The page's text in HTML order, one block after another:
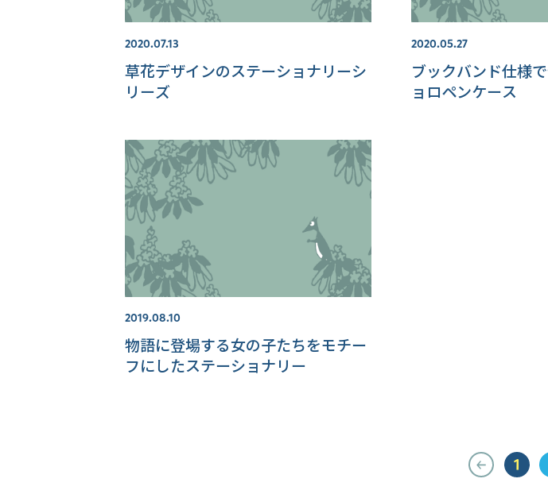
2020.07.13
草花デザインのステーショナリーシ
リーズ
2020.05.27
ブックバンド仕様
ョロペンケース
2019.08.10
物語に登場する女の子たちをモチー
フにしたステーショナリー
1